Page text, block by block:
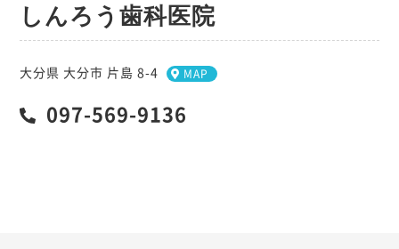
しんろう歯科医院
大分県 大分市 片島 8-4 MAP
097-569-9136